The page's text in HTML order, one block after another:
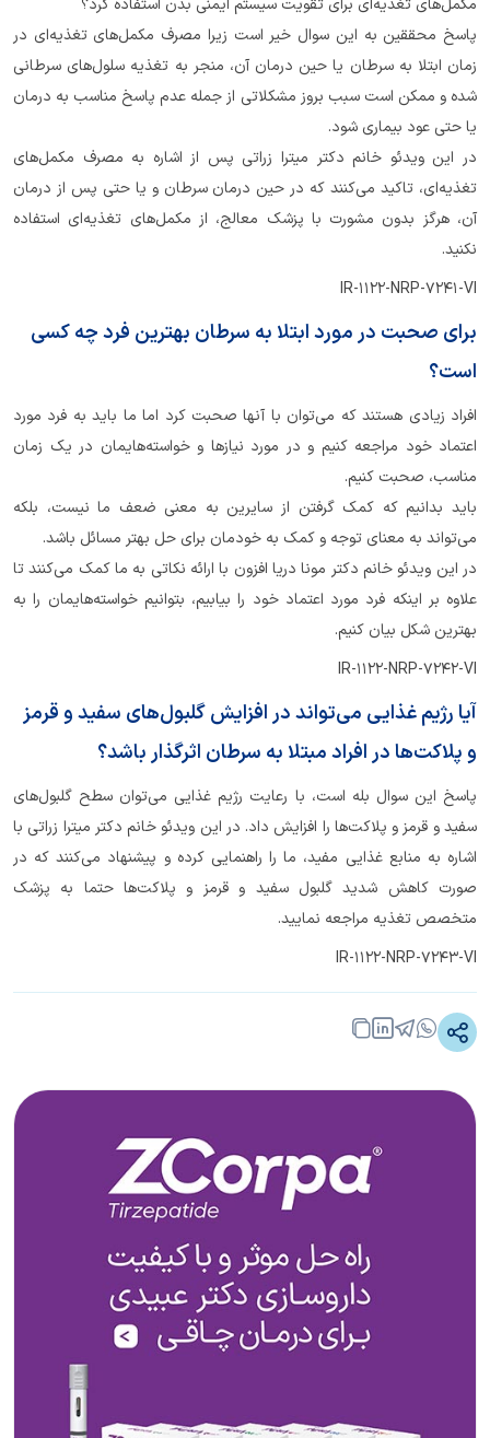
مکمل‌های تغذیه‌ای برای تقویت سیستم ایمنی بدن استفاده کرد؟
پاسخ محققین به این سوال خیر است زیرا مصرف مکمل‌های تغذیه‌ای در
زمان ابتلا به سرطان یا حین درمان آن، منجر به تغذیه سلول‌های سرطانی
شده و ممکن است سبب بروز مشکلاتی از جمله عدم پاسخ مناسب به درمان
یا حتی عود بیماری شود.
در این ویدئو خانم دکتر میترا زراتی پس از اشاره به مصرف مکمل‌های
تغذیه‌ای، تاکید می‌کنند که در حین درمان سرطان و یا حتی پس از درمان
آن، هرگز بدون مشورت با پزشک معالج، از مکمل‌های تغذیه‌ای استفاده
نکنید.
IR-1122-NRP-7241-VI
برای صحبت در مورد ابتلا به سرطان بهترین فرد چه کسی
است؟
افراد زیادی هستند که می‌توان با آنها صحبت کرد اما ما باید به فرد مورد
اعتماد خود مراجعه کنیم و در مورد نیاز‌ها و خواسته‌هایمان در یک زمان
مناسب، صحبت کنیم.
باید بدانیم که کمک گرفتن از سایرین به معنی ضعف ما نیست، بلکه
می‌تواند به معنای توجه و کمک به خودمان برای حل بهتر مسائل باشد.
در این ویدئو خانم دکتر مونا دریا افزون با ارائه نکاتی به ما کمک می‌کنند تا
علاوه بر اینکه فرد مورد اعتماد خود را بیابیم، بتوانیم خواسته‌هایمان را به
بهترین شکل بیان کنیم.
IR-1122-NRP-7242-VI
آیا رژیم غذایی می‌تواند در افزایش گلبول‌های سفید و قرمز
و پلاکت‌ها در افراد مبتلا به سرطان اثرگذار باشد؟
پاسخ این سوال بله است، با رعایت رژیم غذایی می‌توان سطح گلبول‌های
سفید و قرمز و پلاکت‌ها را افزایش داد. در این ویدئو خانم دکتر میترا زراتی با
اشاره به منابع غذایی مفید، ما را راهنمایی کرده و پیشنهاد می‌کنند که در
صورت کاهش شدید گلبول سفید و قرمز و پلاکت‌ها حتما به پزشک
متخصص تغذیه مراجعه نمایید.
IR-1122-NRP-7243-VI